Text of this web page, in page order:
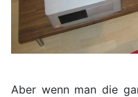
Aber wenn man die